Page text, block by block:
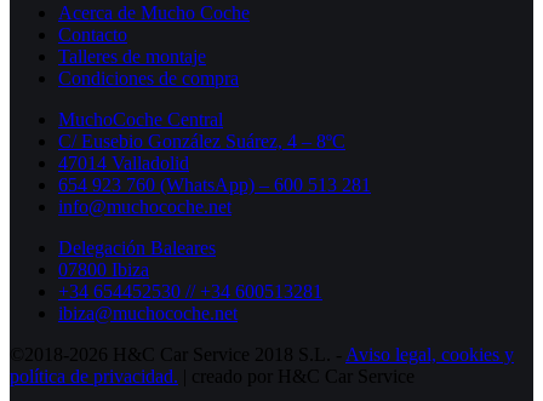
Acerca de Mucho Coche
Contacto
Talleres de montaje
Condiciones de compra
MuchoCoche Central
C/ Eusebio González Suárez, 4 – 8ºC
47014 Valladolid
654 923 760 (WhatsApp) – 600 513 281
info@muchocoche.net
Delegación Baleares
07800 Ibiza
+34 654452530 // +34 600513281
ibiza@muchocoche.net
©2018-2026 H&C Car Service 2018 S.L. - Aviso legal, cookies y
política de privacidad. | creado por H&C Car Service